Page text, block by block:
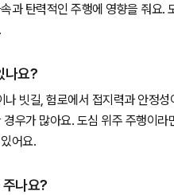
과 탄력적인 주행에 영향을 줘요.
나요?
빗길, 험로에서 접지력과 안정
우가 많아요. 도심 위주 주행이
어요.
주나요?